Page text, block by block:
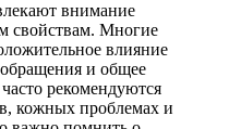
внимание
свойствам. Многие
влияние
и общее
рекомендуются
кожных проблемах и